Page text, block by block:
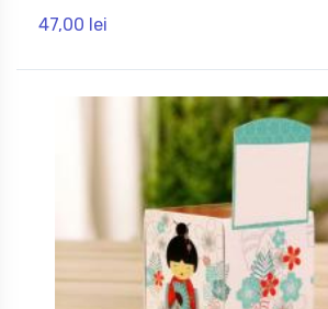
47,00 lei